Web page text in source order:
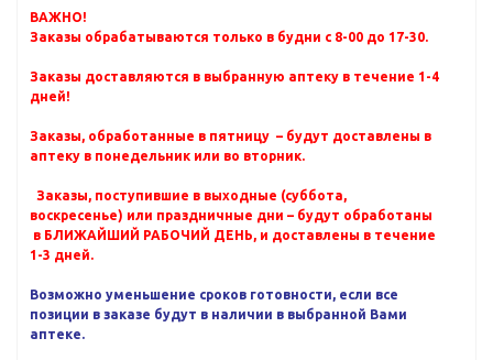
ВАЖНО!
Заказы обрабатываются только в будни с 8-00 до 17-30.
Заказы доставляются в выбранную аптеку в течение 1-4
дней!
Заказы, обработанные в пятницу – будут доставлены в
аптеку в понедельник или во вторник.
Заказы, поступившие в выходные (суббота,
воскресенье) или праздничные дни – будут обработаны
в БЛИЖАЙШИЙ РАБОЧИЙ ДЕНЬ, и доставлены в течение
1-3 дней.
Возможно уменьшение сроков готовности, если все
позиции в заказе будут в наличии в выбранной Вами
аптеке.